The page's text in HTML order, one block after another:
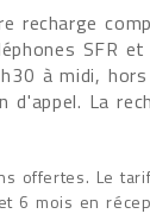
recharge
SFR
à midi,
La
offertes. Le
6 mois en